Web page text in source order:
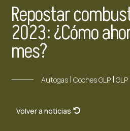
Repostar
2023: ¿Cómo
mes?
Autogas| Coches GLP| GLP
Volver a noticias